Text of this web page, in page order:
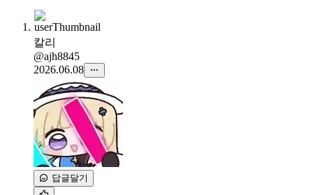
칼리
@ajh8845
2026.06.08
답글달기